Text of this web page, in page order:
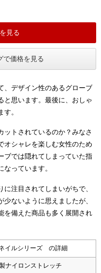
見る
で価格を見る
、デザイン性のあるグローブ
と思います。最後に、おしゃ
。
ットされているのか？みなさ
オシャレを楽しむ女性のため
ブでは隠れてしまっていた指
っています。
注目されてしまいがちで、
ないように思えましたが、
を備えた商品も多く展開され
イルシリーズ の詳細
ナイロンストレッチ